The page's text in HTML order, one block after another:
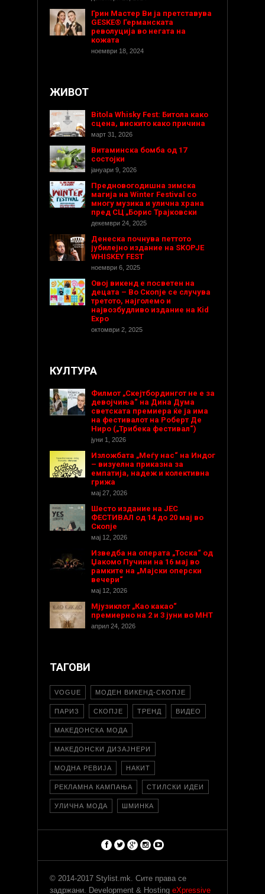
Грин Мастер Ви ја претставува
GESKE® Германската
револуција во негата на
кожата
ноември 18, 2024
ЖИВОТ
Bitola Whisky Fest: Битола како
сцена, вискито како причина
март 31, 2026
Витаминска бомба од 17
состојки
јануари 9, 2026
Предновогодишнa зимска
магија на Winter Festival со
многу музика и улична храна
пред СЦ „Борис Трајковски
декември 24, 2025
Денеска почнува петтото
јубилејно издание на SKOPJE
WHISKEY FEST
ноември 6, 2025
Овој викенд е посветен на
децата – Во Скопје се случува
третото, најголемо и
највозбудливо издание на Kid
Expo
октомври 2, 2025
КУЛТУРА
Филмот „Скејтбордингот не е за
девојчиња“ на Дина Дума
светската премиера ќе ја има
на фестивалот на Роберт Де
Ниро („Трибека фестивал“)
јуни 1, 2026
Изложбата „Меѓу нас“ на Индог
– визуелна приказна за
емпатија, надеж и колективна
грижа
мај 27, 2026
Шесто издание на ЈЕС
ФЕСТИВАЛ од 14 до 20 мај во
Скопје
мај 12, 2026
Изведба на операта „Тоска“ од
Џакомо Пучини на 16 мај во
рамките на „Мајски оперски
вечери“
мај 12, 2026
Мјузиклот „Као какао“
премиерно на 2 и 3 јуни во МНТ
април 24, 2026
ТАГОВИ
VOGUE МОДЕН ВИКЕНД-СКОПЈЕ
ПАРИЗ СКОПЈЕ ТРЕНД ВИДЕО
МАКЕДОНСКА МОДА
МАКЕДОНСКИ ДИЗАЈНЕРИ
МОДНА РЕВИЈА НАКИТ
РЕКЛАМНА КАМПАЊА СТИЛСКИ ИДЕИ
УЛИЧНА МОДА ШМИНКА
© 2014-2017 Stylist.mk. Сите права се
задржани. Development & Hosting eXpressive